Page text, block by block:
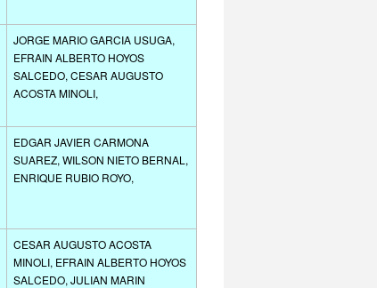
JORGE MARIO GARCIA USUGA,
EFRAIN ALBERTO HOYOS
SALCEDO, CESAR AUGUSTO
ACOSTA MINOLI,
EDGAR JAVIER CARMONA
SUAREZ, WILSON NIETO BERNAL,
ENRIQUE RUBIO ROYO,
CESAR AUGUSTO ACOSTA
MINOLI, EFRAIN ALBERTO HOYOS
SALCEDO, JULIAN MARIN